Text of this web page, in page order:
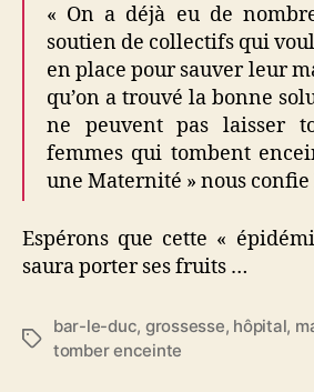
« On a déjà eu de
soutien de collectifs qui
en place pour sauver leur
qu’on a trouvé la bonne
ne peuvent pas laisser
femmes qui tombent
une Maternité » nous
Espérons que cette «
saura porter ses fruits …
Étiquettes
bar-le-duc, grossesse, hôpital,
tomber enceinte